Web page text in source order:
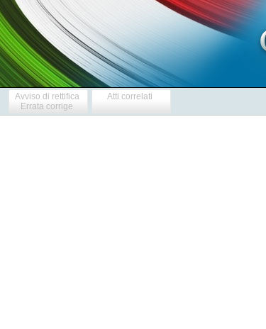
Avviso di rettifica
Errata corrige
Atti correlati